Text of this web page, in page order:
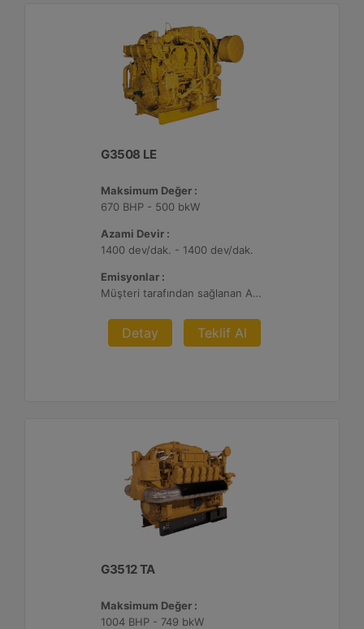
G3508 LE
Maksimum Değer :
670 BHP - 500 bkW
Azami Devir :
1400 dev/dak. - 1400 dev/dak.
Emisyonlar :
Müşteri tarafından sağlanan Atık Arıtma ile 2 g/bhp-sa. NOx
Detay Teklif Al
G3512 TA
Maksimum Değer :
1004 BHP - 749 bkW